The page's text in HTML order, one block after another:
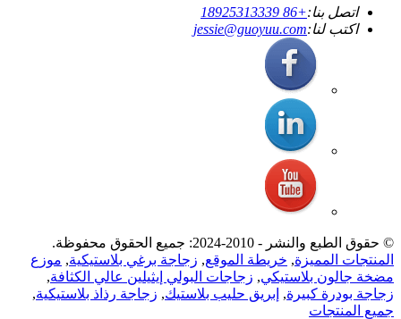
اتصل بنا:+86 18925313339
اكتب لنا:jessie@guoyuu.com
© حقوق الطبع والنشر - 2010-2024: جميع الحقوق محفوظة.
المنتجات المميزة, خريطة الموقع, زجاجة برغي بلاستيكية, موزع
مضخة جالون بلاستيكي, زجاجات البولي إيثيلين عالي الكثافة,
زجاجة بودرة كبيرة, إبريق حليب بلاستيك, زجاجة رذاذ بلاستيكية,
جميع المنتجات